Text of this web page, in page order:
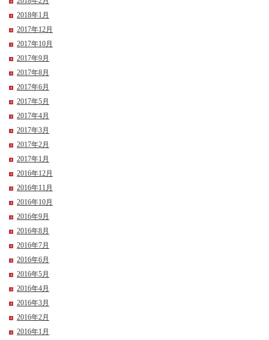
2018年1月
2017年12月
2017年10月
2017年9月
2017年8月
2017年6月
2017年5月
2017年4月
2017年3月
2017年2月
2017年1月
2016年12月
2016年11月
2016年10月
2016年9月
2016年8月
2016年7月
2016年6月
2016年5月
2016年4月
2016年3月
2016年2月
2016年1月